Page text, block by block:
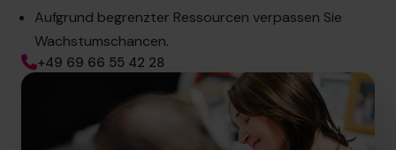
Aufgrund begrenzter Ressourcen verpassen Sie
Wachstumschancen.
+49 69 66 55 42 28